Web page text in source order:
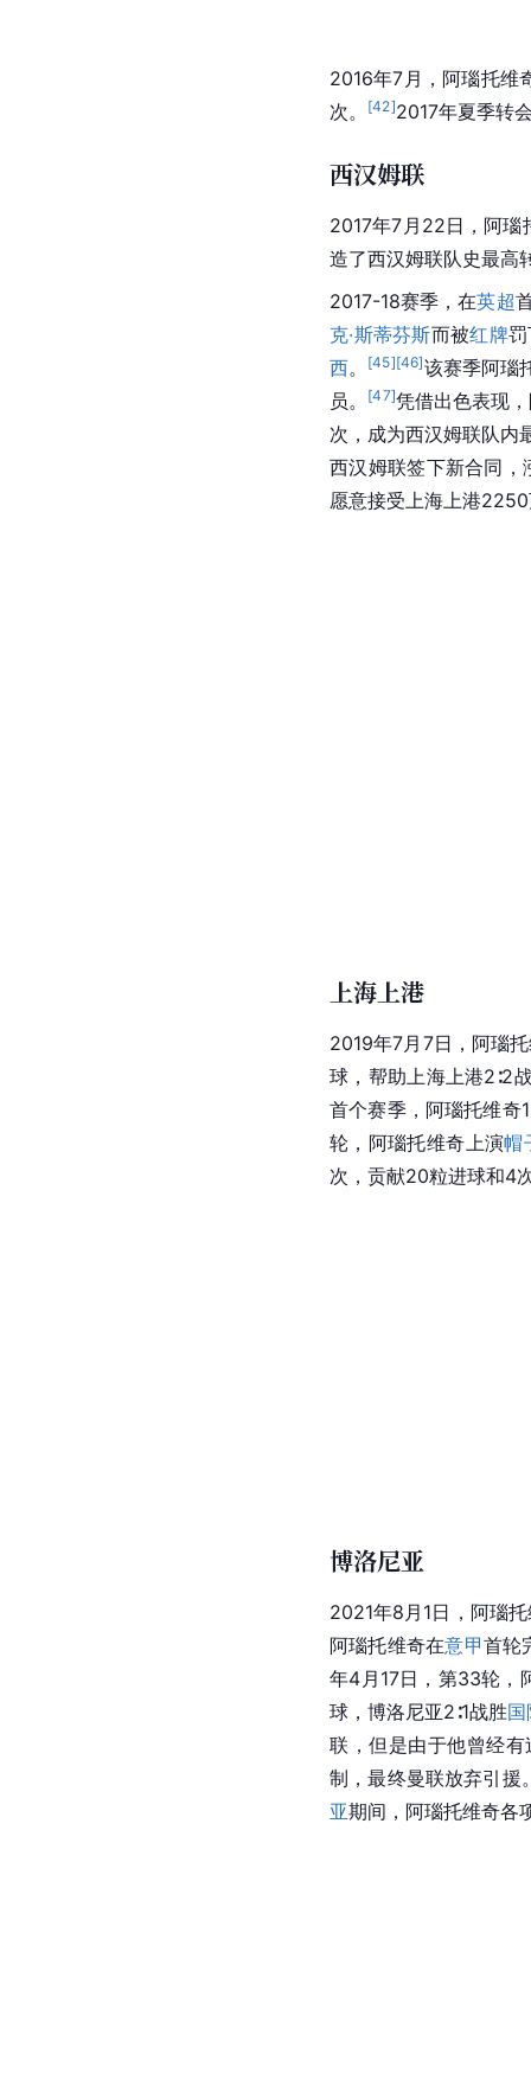
2016年7月，阿瑙托维
次。
[42]2017年夏季转
西汉姆联
2017年7月22日，阿瑙
造了西汉姆联队 史最高
2017-18赛季，在英超
克·斯蒂芬斯而被红牌
西。 [45][46]该赛季阿瑙
员。
[47]凭借出色表现
次，成为西汉姆联队内
西汉姆联签下新合同，
愿意接受 上海上港2250
上海上港
2019年7月7日，阿瑙
球，帮助上海上港2∶2
首个赛季，阿瑙托维奇
轮，阿瑙托维奇上演帽
次，贡献20粒进球和4
博洛尼亚
2021年8月1日，阿瑙
阿瑙托维奇在意甲首轮
年4月17日，第33轮，
球，博洛尼亚2∶1战胜
联，但是由于他曾经
制，最终曼联放弃引援
亚期间，阿瑙托维奇各